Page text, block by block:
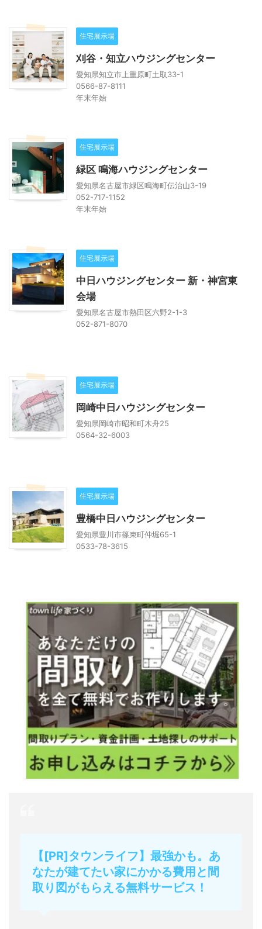
住宅展示場
刈谷・知立ハウジングセンター
愛知県知立市上重原町土取33-1
0566-87-8111
年末年始
住宅展示場
緑区 鳴海ハウジングセンター
愛知県名古屋市緑区鳴海町伝治山3-19
052-717-1152
年末年始
住宅展示場
中日ハウジングセンター 新・神宮東
会場
愛知県名古屋市熱田区六野2-1-3
052-871-8070
住宅展示場
岡崎中日ハウジングセンター
愛知県岡崎市昭和町木舟25
0564-32-6003
住宅展示場
豊橋中日ハウジングセンター
愛知県豊川市篠束町仲堀65-1
0533-78-3615
【[PR]タウンライフ】最強かも。あ
なたが建てたい家にかかる費用と間
取り図がもらえる無料サービス！